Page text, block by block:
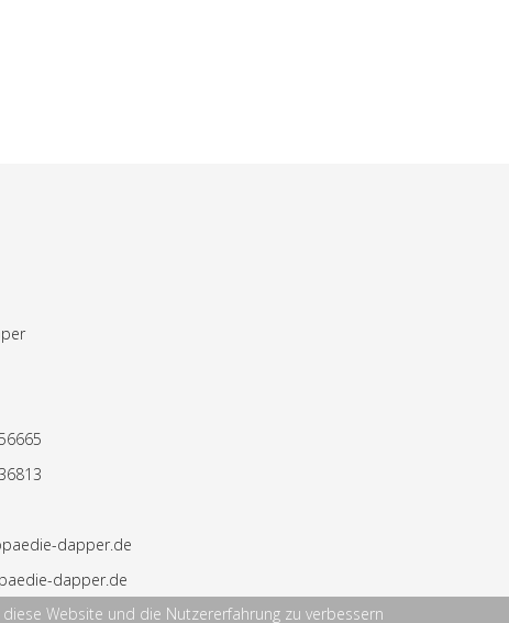
dapper.de
dapper.de
Website und die Nutzererfahrung zu verbessern